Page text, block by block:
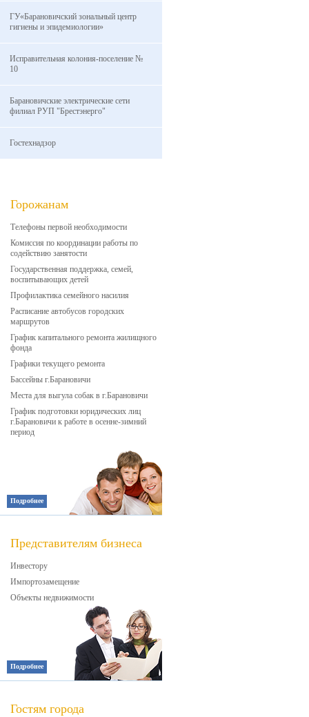
ГУ«Барановичский зональный центр
гигиены и эпидемиологии»
Исправительная колония-поселение №
10
Барановичские электрические сети
филиал РУП "Брестэнерго"
Гостехнадзор
Горожанам
Телефоны первой необходимости
Комиссия по координации работы по
содействию занятости
Государственная поддержка, семей,
воспитывающих детей
Профилактика семейного насилия
Расписание автобусов городских
маршрутов
График капитального ремонта жилищного
фонда
Графики текущего ремонта
Бассейны г.Барановичи
Места для выгула собак в г.Барановичи
График подготовки юридических лиц
г.Барановичи к работе в осенне-зимний
период
Подробнее
Представителям бизнеса
Инвестору
Импортозамещение
Объекты недвижимости
Подробнее
Гостям города